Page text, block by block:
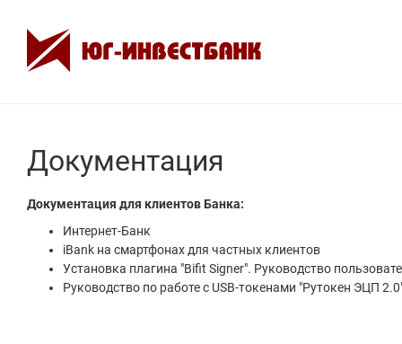
Документация
Документация для клиентов Банка:
Интернет-Банк
iBank на смартфонах для частных клиентов
Установка плагина "Bifit Signer". Руководство
Руководство по работе с USB-токенами "Рутокен ЭЦП